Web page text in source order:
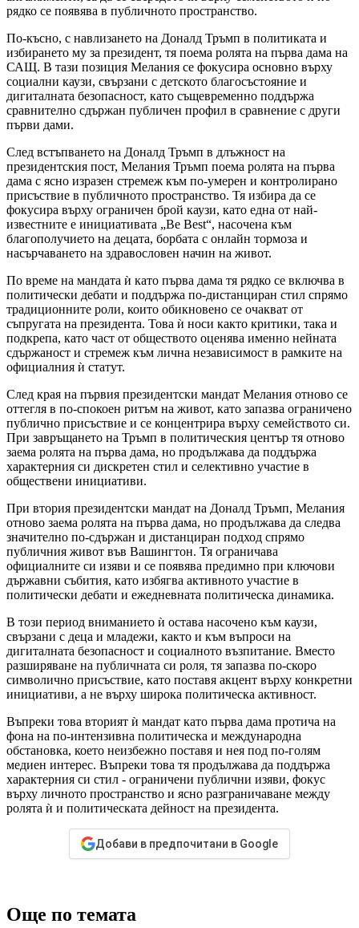
рядко се появява в публичното пространство.
По-късно, с навлизането на Доналд Тръмп в политиката и
избирането му за президент, тя поема ролята на първа дама на
САЩ. В тази позиция Мелания се фокусира основно върху
социални каузи, свързани с детското благосъстояние и
дигиталната безопасност, като същевременно поддържа
сравнително сдържан публичен профил в сравнение с други
първи дами.
След встъпването на Доналд Тръмп в длъжност на
президентския пост, Мелания Тръмп поема ролята на първа
дама с ясно изразен стремеж към по-умерен и контролирано
присъствие в публичното пространство. Тя избира да се
фокусира върху ограничен брой каузи, като една от най-
известните е инициативата „Be Best“, насочена към
благополучието на децата, борбата с онлайн тормоза и
насърчаването на здравословен начин на живот.
По време на мандата ѝ като първа дама тя рядко се включва в
политически дебати и поддържа по-дистанциран стил спрямо
традиционните роли, които обикновено се очакват от
съпругата на президента. Това ѝ носи както критики, така и
подкрепа, като част от обществото оценява именно нейната
сдържаност и стремеж към лична независимост в рамките на
официалния ѝ статут.
След края на първия президентски мандат Мелания отново се
оттегля в по-спокоен ритъм на живот, като запазва ограничено
публично присъствие и се концентрира върху семейството си.
При завръщането на Тръмп в политическия център тя отново
заема ролята на първа дама, но продължава да поддържа
характерния си дискретен стил и селективно участие в
обществени инициативи.
При втория президентски мандат на Доналд Тръмп, Мелания
отново заема ролята на първа дама, но продължава да следва
значително по-сдържан и дистанциран подход спрямо
публичния живот във Вашингтон. Тя ограничава
официалните си изяви и се появява предимно при ключови
държавни събития, като избягва активното участие в
политически дебати и ежедневната политическа динамика.
В този период вниманието ѝ остава насочено към каузи,
свързани с деца и младежи, както и към въпроси на
дигиталната безопасност и социалното възпитание. Вместо
разширяване на публичната си роля, тя запазва по-скоро
символично присъствие, като поставя акцент върху конкретни
инициативи, а не върху широка политическа активност.
Въпреки това вторият ѝ мандат като първа дама протича на
фона на по-интензивна политическа и международна
обстановка, което неизбежно поставя и нея под по-голям
медиен интерес. Въпреки това тя продължава да поддържа
характерния си стил - ограничени публични изяви, фокус
върху личното пространство и ясно разграничаване между
ролята ѝ и политическата дейност на президента.
Добави в предпочитани в Google
Още по темата